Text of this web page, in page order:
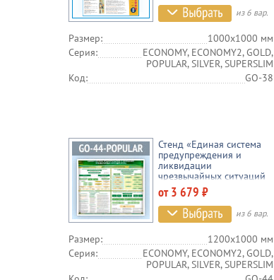
из 6 вар.
Размер:
1000х1000 мм
Серия:
ECONOMY, ECONOMY2, GOLD,
POPULAR, SILVER, SUPERSLIM
Код:
GO-38
Стенд «Единая система
предупреждения и
ликвидации
чрезвычайных ситуаций
(РСЧС)» (GO-44)
от 3 679 ₽
из 6 вар.
Размер:
1200х1000 мм
Серия:
ECONOMY, ECONOMY2, GOLD,
POPULAR, SILVER, SUPERSLIM